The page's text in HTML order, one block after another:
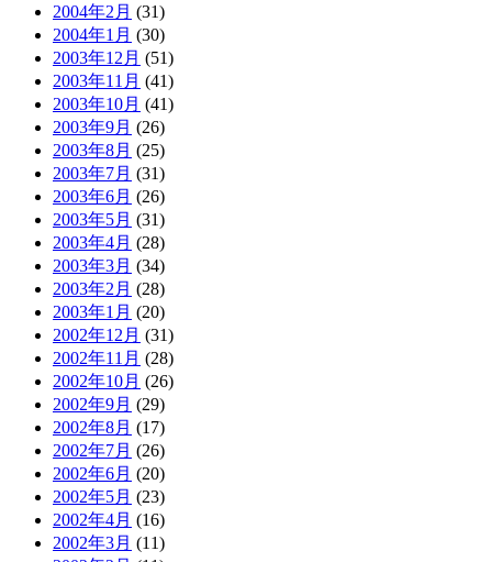
2004年2月 (31)
2004年1月 (30)
2003年12月 (51)
2003年11月 (41)
2003年10月 (41)
2003年9月 (26)
2003年8月 (25)
2003年7月 (31)
2003年6月 (26)
2003年5月 (31)
2003年4月 (28)
2003年3月 (34)
2003年2月 (28)
2003年1月 (20)
2002年12月 (31)
2002年11月 (28)
2002年10月 (26)
2002年9月 (29)
2002年8月 (17)
2002年7月 (26)
2002年6月 (20)
2002年5月 (23)
2002年4月 (16)
2002年3月 (11)